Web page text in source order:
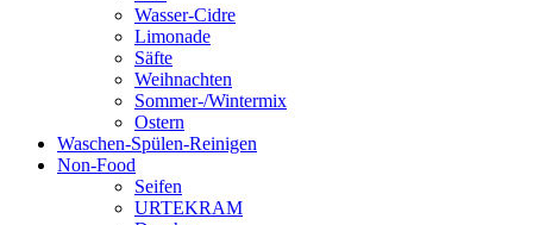
Wasser-Cidre
Limonade
Säfte
Weihnachten
Sommer-/Wintermix
Ostern
Waschen-Spülen-Reinigen
Non-Food
Seifen
URTEKRAM